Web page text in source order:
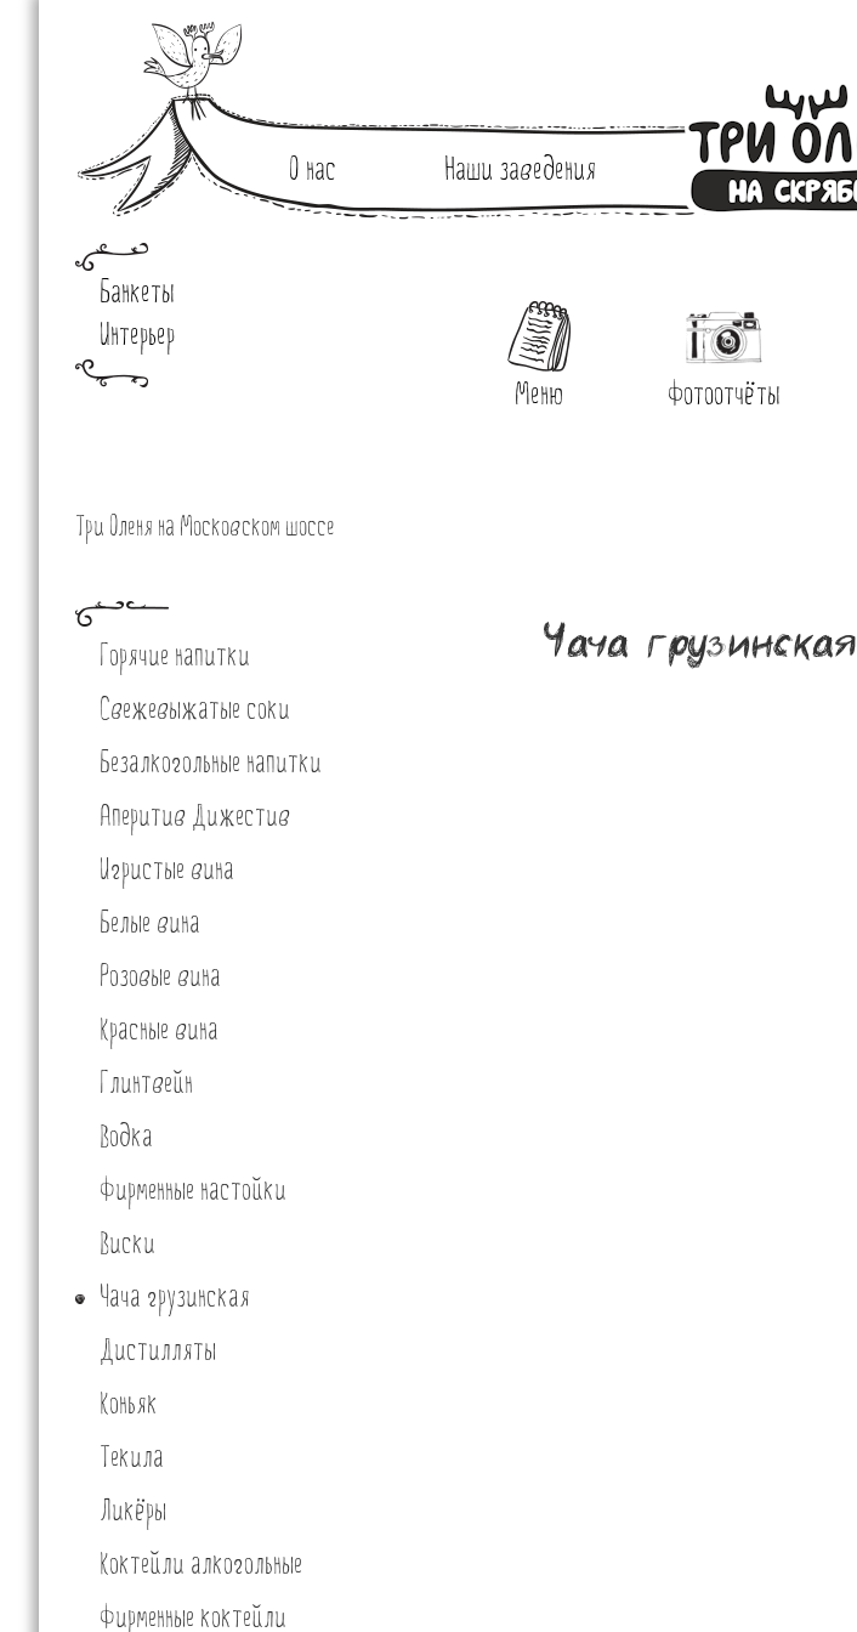
О нас Наши заведения
Банкеты
Интерьер
Меню
Фотоотчёты
Три Оленя на Московском шоссе
Горячие напитки
Свежевыжатые соки
Безалкогольные напитки
Аперитив Дижестив
Игристые вина
Белые вина
Розовые вина
Красные вина
Глинтвейн
Водка
Фирменные настойки
Виски
Чача грузинская
Дистилляты
Коньяк
Текила
Ликёры
Коктейли алкогольные
Фирменные коктейли
Чача грузинская